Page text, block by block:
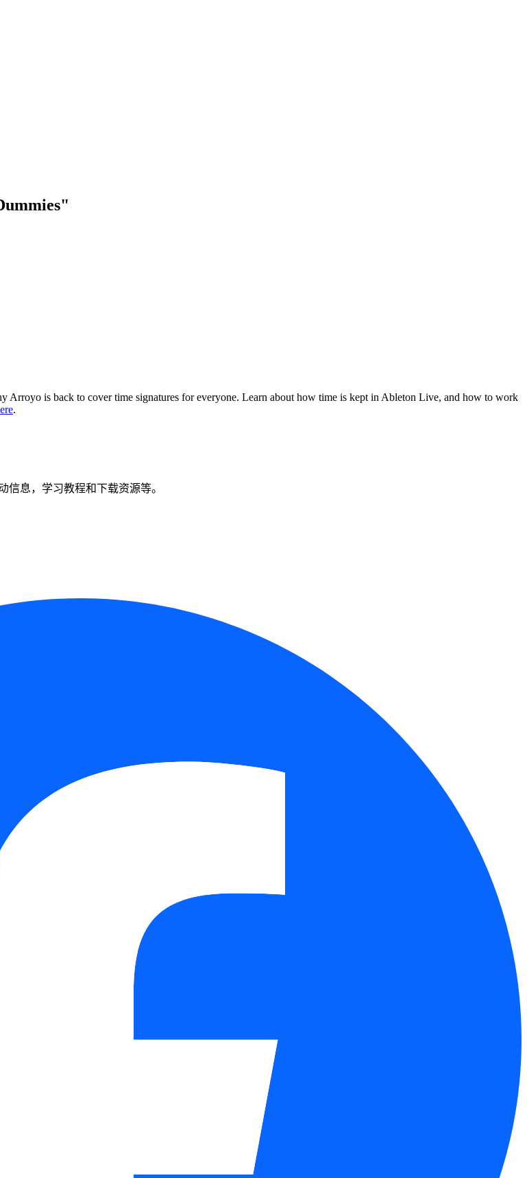
Arroyo is back to cover time signatures for everyone. Learn about how time is kept in Ableton Live, and how to work
.
息，学习教程和下载资源等。